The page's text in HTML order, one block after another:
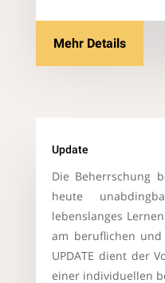
Mehr Details
Update
Die Beherrschung
heute
lebenslanges
am beruflichen und
UPDATE dient der
einer individuellen